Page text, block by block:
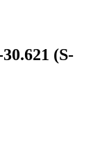
(S-